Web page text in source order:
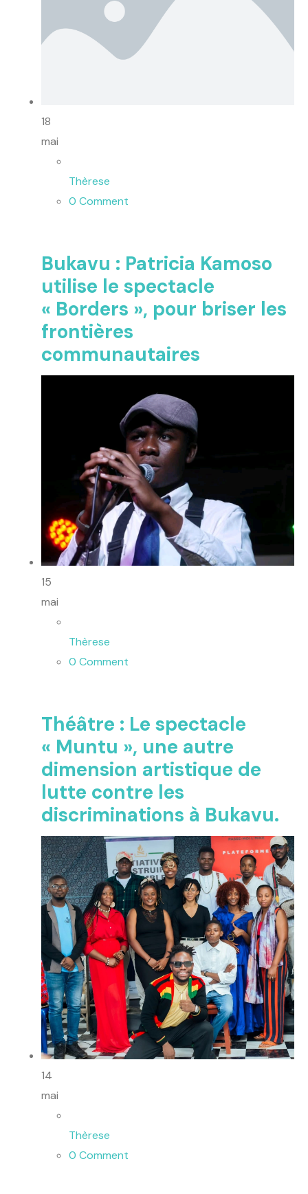
18
mai
Thèrese
0 Comment
Bukavu : Patricia Kamoso
utilise le spectacle
« Borders », pour briser les
frontières
communautaires
15
mai
Thèrese
0 Comment
Théâtre : Le spectacle
« Muntu », une autre
dimension artistique de
lutte contre les
discriminations à Bukavu.
14
mai
Thèrese
0 Comment